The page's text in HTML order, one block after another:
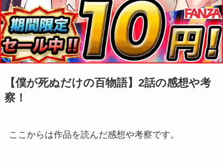
【僕が死ぬだけの百物語】2話の感想や考
察！
ここからは作品を読んだ感想や考察です。